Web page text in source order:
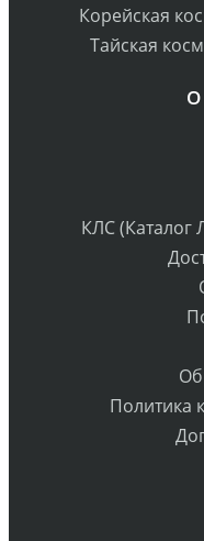
Корейская
Тайская
КЛС (Каталог
Политика